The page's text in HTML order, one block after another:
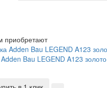
приобретают
Bau LEGEND A123 золото